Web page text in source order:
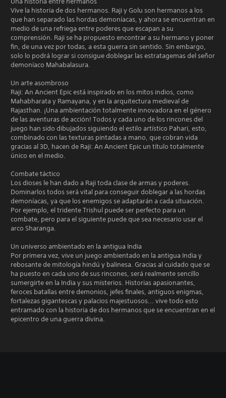
Vive la historia de dos hermanos. Raji y Golu son hermanos a los
que han separado las hordas demoníacas, y ahora se encuentran en
medio de una refriega entre poderes que escapan a su
comprensión. Raji se ha propuesto encontrar a su hermano y poner
fin, de una vez por todas, a esta guerra sin sentido. Sin embargo,
solo lo podrá lograr si consigue doblegar las estratagemas del señor
demoníaco Mahabalasura.
Un arte asombroso
Raji: An Ancient Epic está inspirado en los mitos indios, como
Mahabharata y Ramayana, y en la arquitectura medieval de
Rajasthan. ¡Una ambientación totalmente innovadora en el género
de las aventuras de acción! Todos y cada uno de los rincones del
juego han sido dibujados siguiendo el estilo artístico Pahari, esto,
combinado con las texturas pintadas a mano, que cobran vida
gracias al 3D, hacen de Raji: An Ancient Epic un título totalmente
único en el medio.
Combate táctico
Los dioses le han dado a Raji toda clase de armas y poderes.
Dominarlos todos será vital para conseguir doblegar a las hordas
demoníacas, ya que los enemigos se adaptarán a cada situación.
Por ejemplo, el tridente Trishul puede ser perfecto para un
combate, pero para el siguiente puede que sea necesario usar el
arco Sharanga.
Un universo ambientado en la antigua India
Por primera vez, vive un juego ambientado en la antigua India y
rebosante de mitología hindú y balinesa. Gracias al cuidado que se
ha puesto en cada uno de sus rincones, será realmente sencillo
sumergirte en la India y sus misterios. Historias apasionantes,
feroces batallas entre demonios, jefes finales, antiguos enigmas,
fortalezas gigantescas y palacios majestuosos... vive todo esto
entramado con la historia de dos hermanos que se encuentran en el
epicentro de una guerra divina.